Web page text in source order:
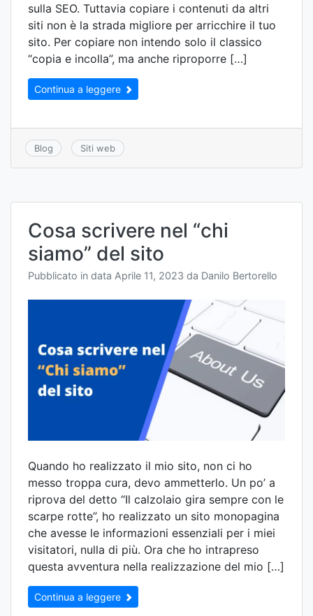
sulla SEO. Tuttavia copiare i contenuti da altri
siti non è la strada migliore per arricchire il tuo
sito. Per copiare non intendo solo il classico
“copia e incolla”, ma anche riproporre […]
Continua a leggere
Blog Siti web
Cosa scrivere nel “chi
siamo” del sito
Pubblicato in data Aprile 11, 2023 da Danilo Bertorello
Quando ho realizzato il mio sito, non ci ho
messo troppa cura, devo ammetterlo. Un po’ a
riprova del detto “Il calzolaio gira sempre con le
scarpe rotte”, ho realizzato un sito monopagina
che avesse le informazioni essenziali per i miei
visitatori, nulla di più. Ora che ho intrapreso
questa avventura nella realizzazione del mio […]
Continua a leggere